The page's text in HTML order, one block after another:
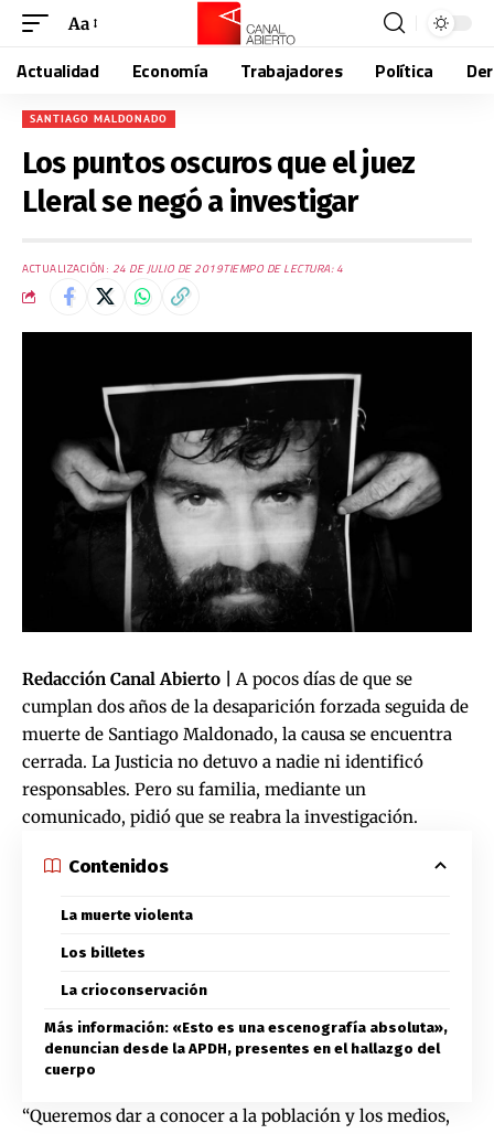
Aa
Actualidad Economía Trabajadores Política
SANTIAGO MALDONADO
Los puntos oscuros que el juez
Lleral se negó a investigar
ACTUALIZACIÓN: 24 DE JULIO DE 2019TIEMPO DE LECTURA: 4
Redacción Canal Abierto |
A pocos días de que se
cumplan dos años de la desaparición forzada seguida de
muerte de Santiago Maldonado, la causa se encuentra
cerrada. La Justicia no detuvo a nadie ni identificó
responsables. Pero su familia, mediante un
comunicado, pidió que se reabra la investigación.
Contenidos
La muerte violenta
Los billetes
La crioconservación
Más información: «Esto es una escenografía absoluta»,
denuncian desde la APDH, presentes en el hallazgo del
cuerpo
“Queremos dar a conocer a la población y los medios,